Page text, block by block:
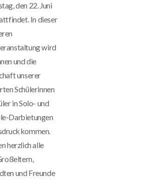
den 22. Juni
In dieser
wird
und die
unserer
Schülerinnen
in Solo- und
Darbietungen
kommen.
herzlich alle
und Freunde